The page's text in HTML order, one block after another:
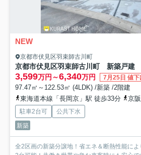
NEW
京都市伏見区羽束師古川町
京都市伏見区羽束師古川町 新築戸建
3,599万円～6,340万円 7月25日 値下
97.47㎡～122.53㎡ (4LDK) /新築 /2階建
東海道本線「長岡京」駅 徒歩33分
京
駐車2台可
公共下水
新築
全2区画の新築分譲地！省エネ＆断熱性能に